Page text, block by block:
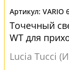
VARIO
Точечный
WT для
Lucia Tucci